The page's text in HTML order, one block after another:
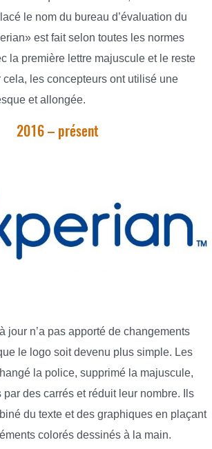
le nom du bureau d’évaluation du
est fait selon toutes les normes
la première lettre majuscule et le reste
les concepteurs ont utilisé une
et allongée.
2016 – présent
jour n’a pas apporté de changements
le logo soit devenu plus simple. Les
la police, supprimé la majuscule,
des carrés et réduit leur nombre. Ils
du texte et des graphiques en plaçant
colorés dessinés à la main.